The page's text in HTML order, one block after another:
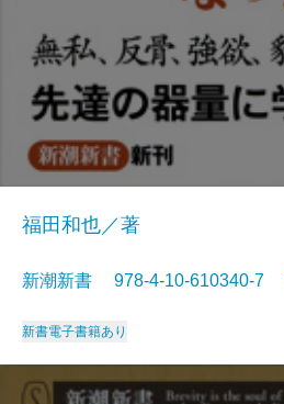
福田和也／著
新潮新書 978-4-10-610340-
新書電子書籍あり